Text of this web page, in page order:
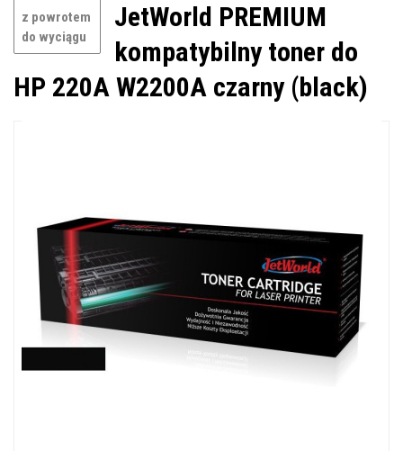
z powrotem
do wyciągu
JetWorld PREMIUM
kompatybilny toner do
HP 220A W2200A czarny (black)